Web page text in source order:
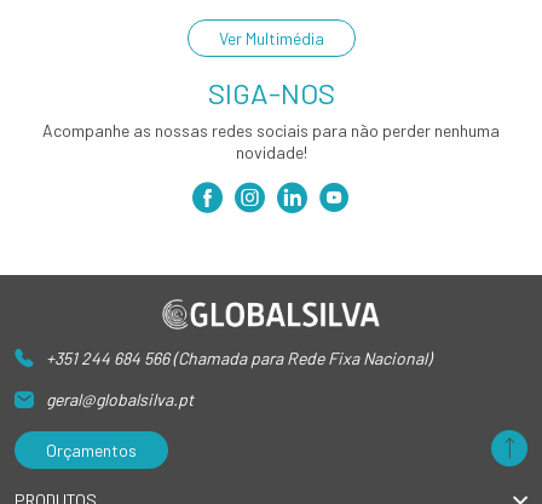
Ver Multimédia
SIGA-NOS
Acompanhe as nossas redes sociais para não perder nenhuma
novidade!
+351 244 684 566 (Chamada para Rede Fixa Nacional)
geral@globalsilva.pt
Orçamentos